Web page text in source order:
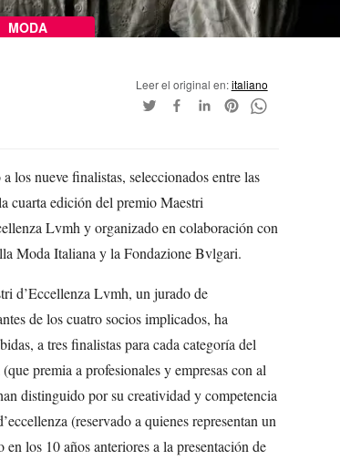
MODA
Leer el original en:italiano
los nueve finalistas, seleccionados entre las
cuarta edición del premio Maestri
Lvmh y organizado en colaboración con
Moda Italiana y la Fondazione Bvlgari.
d’Eccellenza Lvmh, un jurado de
de los cuatro socios implicados, ha
a tres finalistas para cada categoría del
premia a profesionales y empresas con al
distinguido por su creatividad y competencia
(reservado a quienes representan un
los 10 años anteriores a la presentación de